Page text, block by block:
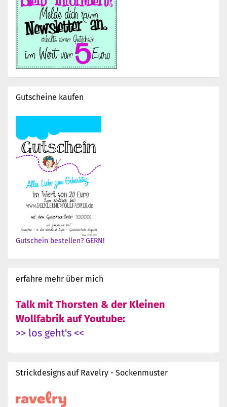
Gutscheine kaufen
Gutschein bestellen? GERN!
erfahre mehr über mich
Talk mit Thorsten & der Kleinen
Wollfabrik auf Youtube:
>> los geht's <<
Strickdesigns auf Ravelry - Sockenmuster